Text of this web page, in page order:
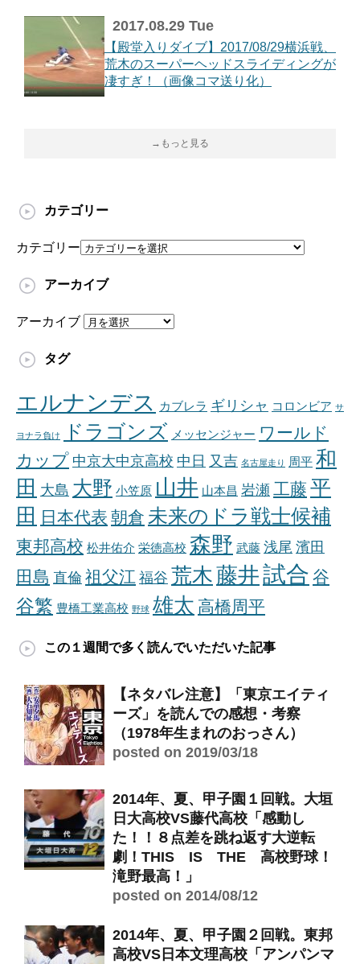
2017.08.29 Tue
【殿堂入りダイブ】2017/08/29横浜戦、
荒木のスーパーヘッドスライディングが
凄すぎ！（画像コマ送り化）
→もっと見る
カテゴリー
カテゴリー
アーカイブ
アーカイブ
タグ
エルナンデス カブレラ ギリシャ コロンビア サ
ヨナラ負け ドラゴンズ メッセンジャー ワールド
カップ 中京大中京高校 中日 又吉 名古屋走り 周平 和
田 大島 大野 小笠原 山井 山本昌 岩瀬工藤 平
田
日本代表 朝倉 未来のドラ戦士候補
東邦高校 松井佑介 栄徳高校 森野 武藤 浅尾 濱田
田島 直倫 祖父江 福谷 荒木藤井試合 谷
谷繁 豊橋工業高校 野球 雄太 高橋周平
この１週間で多く読んでいただいた記事
【ネタバレ注意】「東京エイティ
ーズ」を読んでの感想・考察
（1978年生まれのおっさん）
posted on 2019/03/18
2014年、夏、甲子園１回戦。大垣
日大高校VS藤代高校「感動し
た！！８点差を跳ね返す大逆転
劇！THIS IS THE 高校野球！
滝野最高！」
posted on 2014/08/12
2014年、夏、甲子園２回戦。東邦
高校VS日本文理高校「アンパンマ